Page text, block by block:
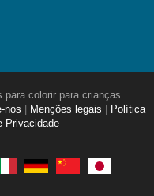
colorir para crianças
nos Menções legais
Política
Privacidade